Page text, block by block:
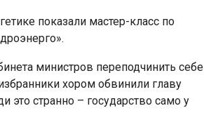
показали мастер-класс по
министров переподчинить себе
хором обвинили главу
это странно – государство само у